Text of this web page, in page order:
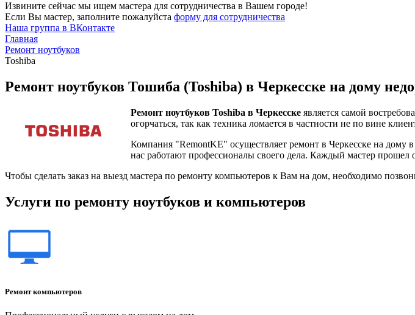
Извините сейчас мы ищем мастера для сотрудничества в Вашем городе!
Если Вы мастер, заполните пожалуйста форму для сотрудничества
Наша группа в ВКонтакте
Главная
Ремонт ноутбуков
Toshiba
Ремонт ноутбуков Тошиба (Toshiba) в Черкесске на дому
Ремонт ноутбуков Toshiba в Черкесске является самой
огорчаться, так как техника ломается в частности не по вине
Компания "RemontKE" осуществляет ремонт в Черкесске на
нас работают профессионалы своего дела. Каждый мастер прошел
Чтобы сделать заказ на выезд мастера по ремонту компьютеров к Вам на дом, необходимо
Услуги по ремонту ноутбуков и компьютеров
Ремонт компьютеров